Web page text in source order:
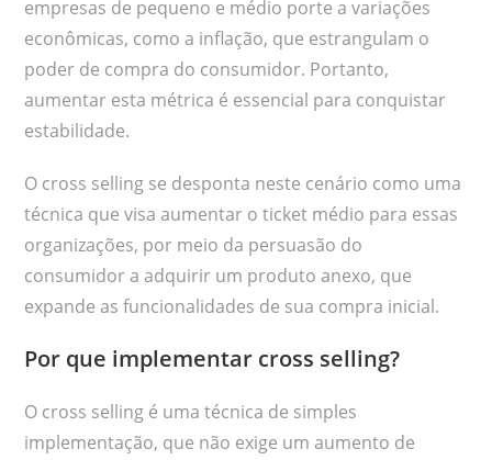
empresas de pequeno e médio porte a variações
econômicas, como a inflação, que estrangulam o
poder de compra do consumidor. Portanto,
aumentar esta métrica é essencial para conquistar
estabilidade.
O cross selling se desponta neste cenário como uma
técnica que visa aumentar o ticket médio para essas
organizações, por meio da persuasão do
consumidor a adquirir um produto anexo, que
expande as funcionalidades de sua compra inicial.
Por que implementar cross selling?
O cross selling é uma técnica de simples
implementação, que não exige um aumento de